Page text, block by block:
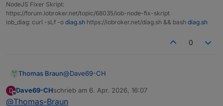
NodeJS Fixer Skript:
https://forum.iobroker.net/topic/68035/iob-node-fix-skript
iob_diag: curl -sLf -o diag.sh https://iobroker.net/diag.sh && bash diag.sh
0
Thomas Braun@Dave69-CH
Was meinst du damit?
Das obige ist doch aus dem Log. Und da steht
D
Offline
Dave69-CHschrieb am 6. Apr. 2026, 16:07
zuletzt editiert von
@Thomas-Braun